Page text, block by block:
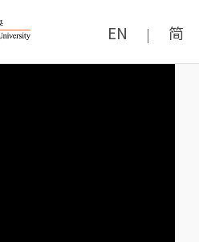
EN | 简